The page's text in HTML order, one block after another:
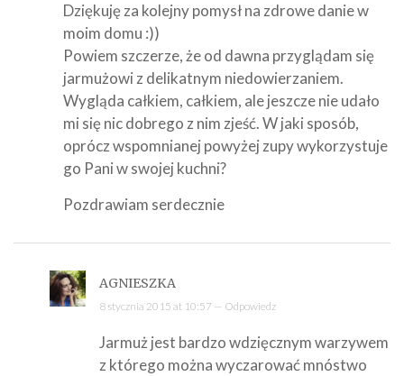
Dziękuję za kolejny pomysł na zdrowe danie w
moim domu :))
Powiem szczerze, że od dawna przyglądam się
jarmużowi z delikatnym niedowierzaniem.
Wygląda całkiem, całkiem, ale jeszcze nie udało
mi się nic dobrego z nim zjeść. W jaki sposób,
oprócz wspomnianej powyżej zupy wykorzystuje
go Pani w swojej kuchni?
Pozdrawiam serdecznie
AGNIESZKA
8 stycznia 2015 at 10:57 — Odpowiedz
Jarmuż jest bardzo wdzięcznym warzywem
z którego można wyczarować mnóstwo